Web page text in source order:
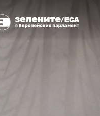
EFA Home